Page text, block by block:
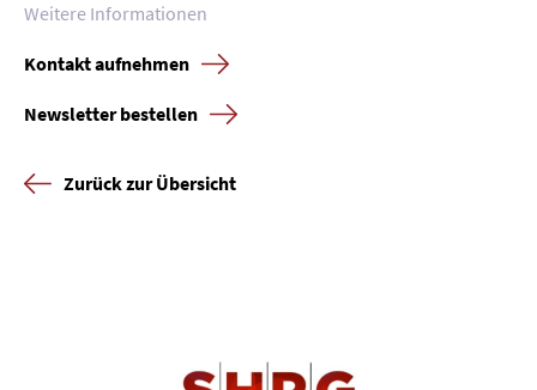
Weitere Informationen
Kontakt aufnehmen
Newsletter bestellen
Zurück zur Übersicht